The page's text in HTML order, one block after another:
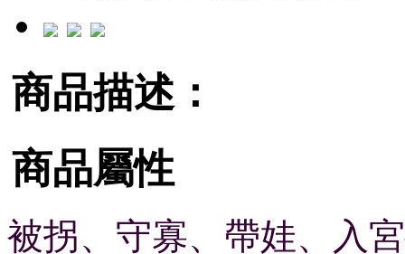
商品描述：
商品屬性
被拐、守寡、帶娃、入